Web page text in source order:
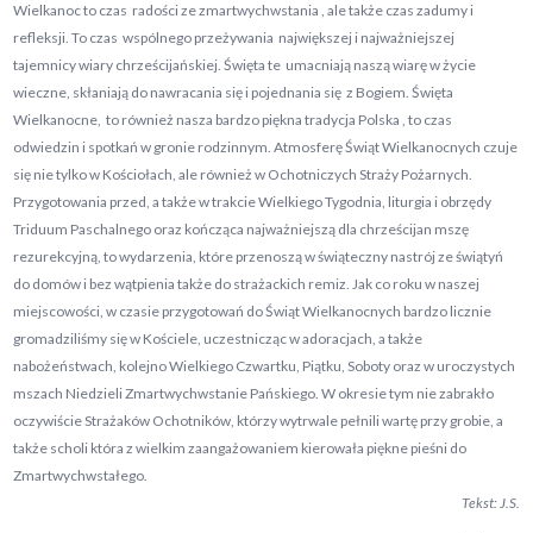
Wielkanoc to czas radości ze zmartwychwstania , ale także czas zadumy i
refleksji. To czas wspólnego przeżywania największej i najważniejszej
tajemnicy wiary chrześcijańskiej. Święta te umacniają naszą wiarę w życie
wieczne, skłaniają do nawracania się i pojednania się z Bogiem. Święta
Wielkanocne, to również nasza bardzo piękna tradycja Polska , to czas
odwiedzin i spotkań w gronie rodzinnym. Atmosferę Świąt Wielkanocnych czuje
się nie tylko w Kościołach, ale również w Ochotniczych Straży Pożarnych.
Przygotowania przed, a także w trakcie Wielkiego Tygodnia, liturgia i obrzędy
Triduum Paschalnego oraz kończąca najważniejszą dla chrześcijan mszę
rezurekcyjną, to wydarzenia, które przenoszą w świąteczny nastrój ze świątyń
do domów i bez wątpienia także do strażackich remiz. Jak co roku w naszej
miejscowości, w czasie przygotowań do Świąt Wielkanocnych bardzo licznie
gromadziliśmy się w Kościele, uczestnicząc w adoracjach, a także
nabożeństwach, kolejno Wielkiego Czwartku, Piątku, Soboty oraz w uroczystych
mszach Niedzieli Zmartwychwstanie Pańskiego. W okresie tym nie zabrakło
oczywiście Strażaków Ochotników, którzy wytrwale pełnili wartę przy grobie, a
także scholi która z wielkim zaangażowaniem kierowała piękne pieśni do
Zmartwychwstałego.
Tekst: J.S.